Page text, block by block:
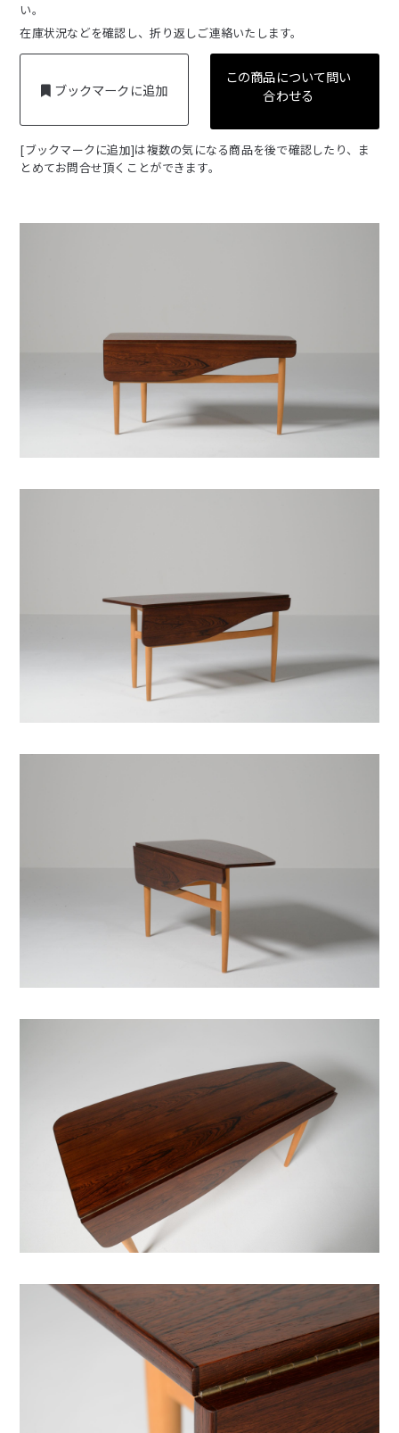
い。
在庫状況などを確認し、折り返しご連絡いたします。
ブックマークに追加
この商品について問い
合わせる
[ブックマークに追加]は複数の気になる商品を後で確認したり、ま
とめてお問合せ頂くことができます。